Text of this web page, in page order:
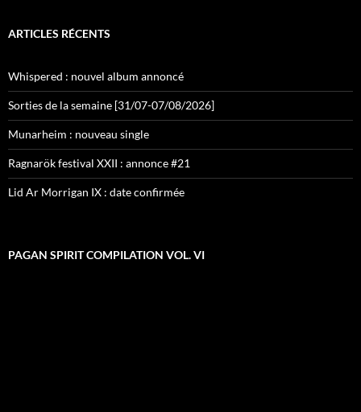
ARTICLES RÉCENTS
Whispered : nouvel album annoncé
Sorties de la semaine [31/07-07/08/2026]
Munarheim : nouveau single
Ragnarök festival XXII : annonce #21
Lid Ar Morrigan IX : date confirmée
PAGAN SPIRIT COMPILATION VOL. VI